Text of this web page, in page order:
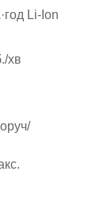
Li-Ion
хв